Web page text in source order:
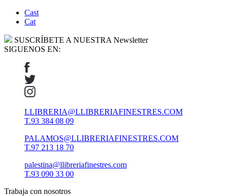
Cast
Cat
SUSCRÍBETE A NUESTRA Newsletter
SIGUENOS EN:
LLIBRERIA@LLIBRERIAFINESTRES.COM
T.93 384 08 09
PALAMOS@LLIBRERIAFINESTRES.COM
T.97 213 18 70
palestina@llibreriafinestres.com
T.93 090 33 00
Trabaja con nosotros